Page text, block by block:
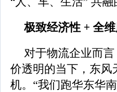
极致经济性 + 全
对于物流企业而
价透明的当下，东风
机。“我们跑华东华